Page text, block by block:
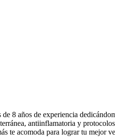
8 años de experiencia
antiinflamatoria y
te acomoda para lograr tu mejor